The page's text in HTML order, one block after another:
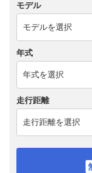
モデル
年式
走行距離